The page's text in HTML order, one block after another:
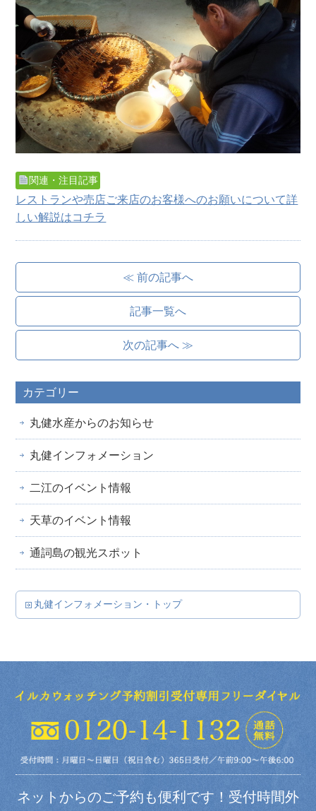
関連・注目記事
レストランや売店ご来店のお客様へのお願いについて詳
しい解説はコチラ
≪ 前の記事へ
記事一覧へ
次の記事へ ≫
カテゴリー
丸健水産からのお知らせ
丸健インフォメーション
二江のイベント情報
天草のイベント情報
通詞島の観光スポット
丸健インフォメーション・トップ
ネットからのご予約も便利です！受付時間外